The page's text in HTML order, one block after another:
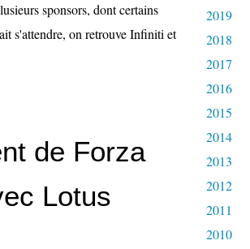
sponsors, dont certains
s'attendre, on retrouve Infiniti et
de Forza
Lotus
2019
2018
2017
2016
2015
2014
2013
2012
2011
2010